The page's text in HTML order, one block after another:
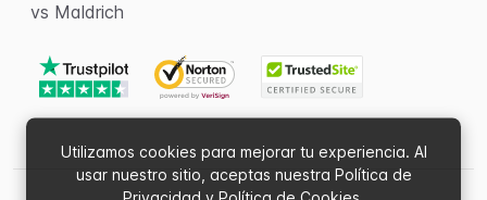
Utilizamos cookies para mejorar tu experiencia. Al
usar nuestro sitio, aceptas nuestra Política de
vs Maldrich